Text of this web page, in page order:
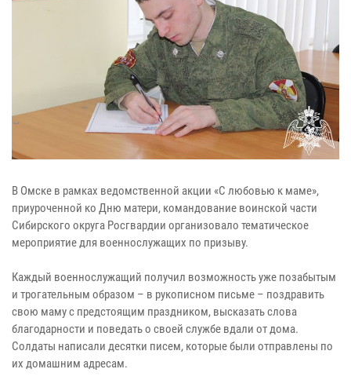
В Омске в рамках ведомственной акции «С любовью к маме»,
приуроченной ко Дню матери, командование воинской части
Сибирского округа Росгвардии организовало тематическое
мероприятие для военнослужащих по призыву.
Каждый военнослужащий получил возможность уже позабытым
и трогательным образом – в рукописном письме – поздравить
свою маму с предстоящим праздником, высказать слова
благодарности и поведать о своей службе вдали от дома.
Солдаты написали десятки писем, которые были отправлены по
их домашним адресам.